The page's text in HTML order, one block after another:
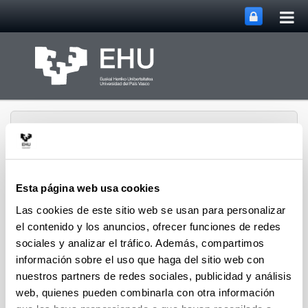
Esta página web usa cookies
Las cookies de este sitio web se usan para personalizar
el contenido y los anuncios, ofrecer funciones de redes
sociales y analizar el tráfico. Además, compartimos
información sobre el uso que haga del sitio web con
nuestros partners de redes sociales, publicidad y análisis
web, quienes pueden combinarla con otra información
biomat MenúAbrir/cerrar
Difusión